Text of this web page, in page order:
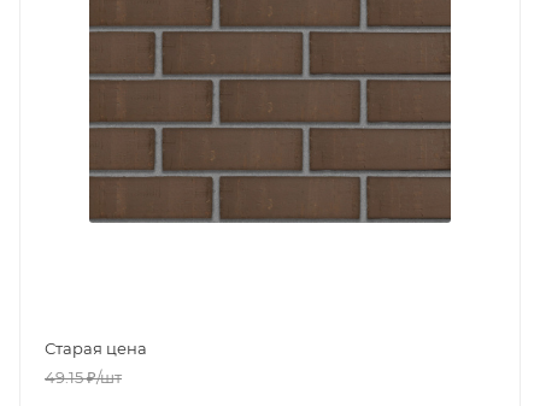
Старая цена
49.15₽/шт